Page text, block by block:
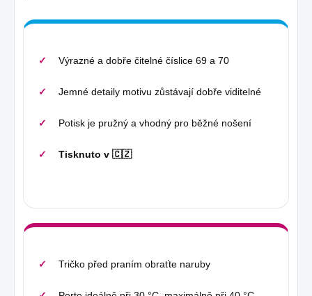
Výrazné a dobře čitelné číslice 69 a 70
Jemné detaily motivu zůstávají dobře viditelné
Potisk je pružný a vhodný pro běžné nošení
Tisknuto v 🇨🇿
Tričko před praním obraťte naruby